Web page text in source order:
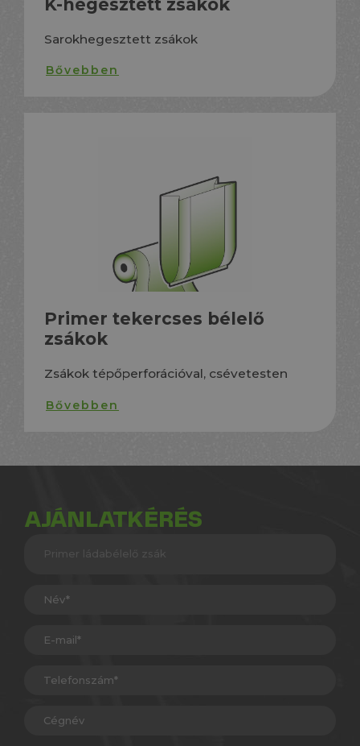
K-hegesztett zsákok
Sarokhegesztett zsákok
Bővebben
Primer tekercses bélelő
zsákok
Zsákok tépőperforációval, csévetesten
Bővebben
AJÁNLATKÉRÉS